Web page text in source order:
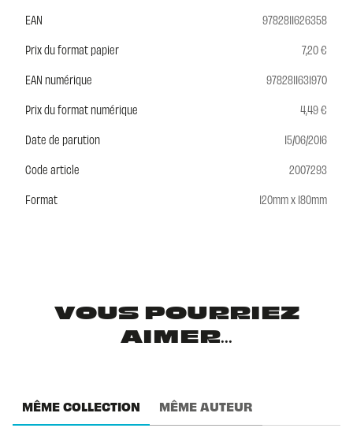
EAN
9782811626358
Prix du format papier
7,20 €
EAN numérique
9782811631970
Prix du format numérique
4,49 €
Date de parution
15/06/2016
Code article
2007293
Format
120mm x 180mm
VOUS POURRIEZ
AIMER...
MÊME COLLECTION MÊME AUTEUR